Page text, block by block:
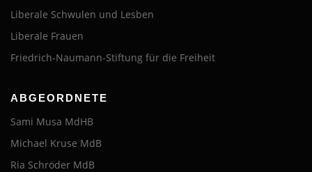
Liberale Schwulen und Lesben
Liberale Frauen
Friedrich-Naumann-Stiftung für die Freiheit
ABGEORDNETE
Sami Musa MdHB
Michael Kruse MdB
Ria Schröder MdB